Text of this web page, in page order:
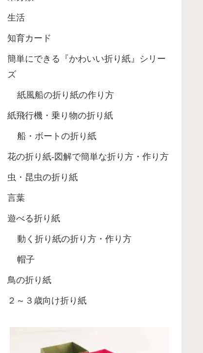
生活
知育カード
簡単にできる『かわいい折り紙』シリー
ズ
紙風船の折り紙の作り方
紙飛行機・乗り物の折り紙
船・ボートの折り紙
花の折り紙-図解で簡単な折り方・作り方
虫・昆虫の折り紙
言葉
遊べる折り紙
動く折り紙の折り方・作り方
帽子
鳥の折り紙
２～３歳向け折り紙